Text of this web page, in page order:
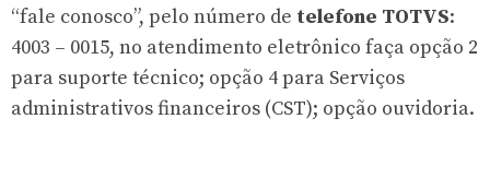
“fale conosco”, pelo número de telefone TOTVS:
4003 – 0015, no atendimento eletrônico faça opção 2
para suporte técnico; opção 4 para Serviços
administrativos financeiros (CST); opção ouvidoria.